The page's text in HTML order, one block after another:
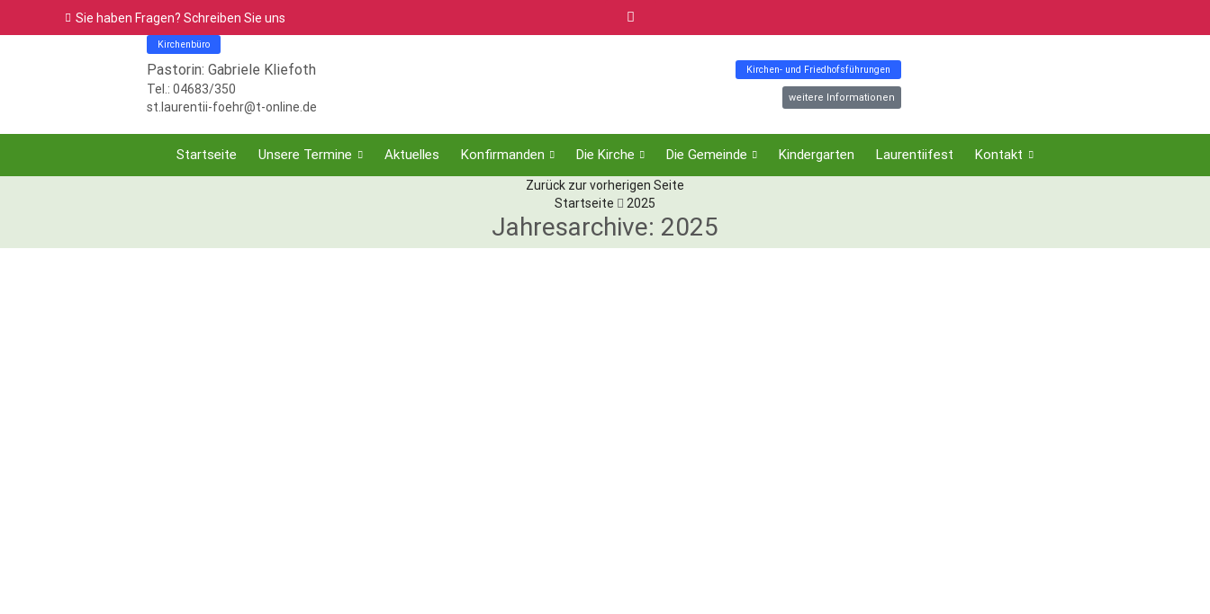
Sie haben Fragen? Schreiben Sie uns
Kirchenbüro
Pastorin: Gabriele Kliefoth
Tel.: 04683/350
st.laurentii-foehr@t-online.de
Kirchen- und Friedhofsführungen
weitere Informationen
Startseite Unsere Termine Aktuelles Konfirmanden Die Kirche Die Gemeinde Kindergarten Laurentiifest Kontakt
Zurück zur vorherigen Seite
Startseite
2025
Jahresarchive: 2025